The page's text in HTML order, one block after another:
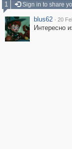
1
Sign in to share
blus62 · 20
Интересно